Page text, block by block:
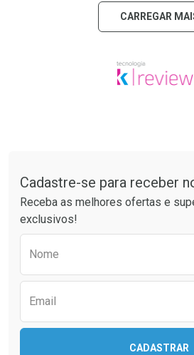
CARREGAR
Cadastre-se para receber
Receba as melhores ofertas e
exclusivos!
Nome
Email
CADASTRAR